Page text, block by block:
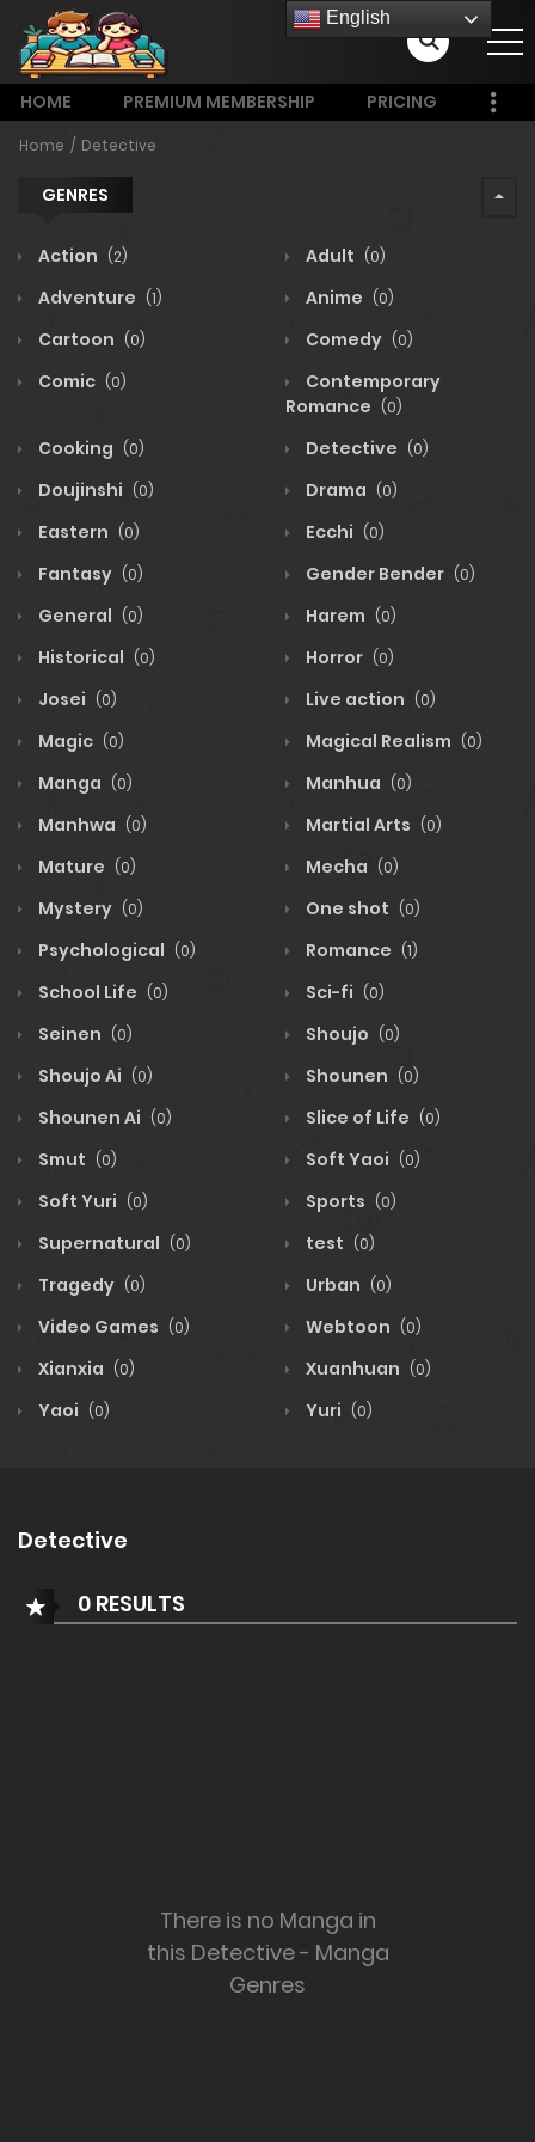
HOME PREMIUM MEMBERSHIP PRICING
Home Detective
GENRES
Action (2) Adult (0)
Adventure (1) Anime (0)
Cartoon (0) Comedy (0)
Comic (0)
Contemporary
Romance (0)
Cooking (0) Detective (0)
Doujinshi (0) Drama (0)
Eastern (0) Ecchi (0)
Fantasy (0) Gender Bender (0)
General (0) Harem (0)
Historical (0) Horror (0)
Josei (0) Live action (0)
Magic (0) Magical Realism (0)
Manga (0) Manhua (0)
Manhwa (0) Martial Arts (0)
Mature (0) Mecha (0)
Mystery (0) One shot (0)
Psychological (0) Romance (1)
School Life (0) Sci-fi (0)
Seinen (0) Shoujo (0)
Shoujo Ai (0) Shounen (0)
Shounen Ai (0) Slice of Life (0)
Smut (0) Soft Yaoi (0)
Soft Yuri (0) Sports (0)
Supernatural (0) test (0)
Tragedy (0) Urban (0)
Video Games (0) Webtoon (0)
Xianxia (0) Xuanhuan (0)
Yaoi (0) Yuri (0)
Detective
0 RESULTS
There is no Manga in
this Detective - Manga
Genres
English